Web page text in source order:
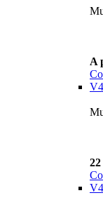
A
V4
22